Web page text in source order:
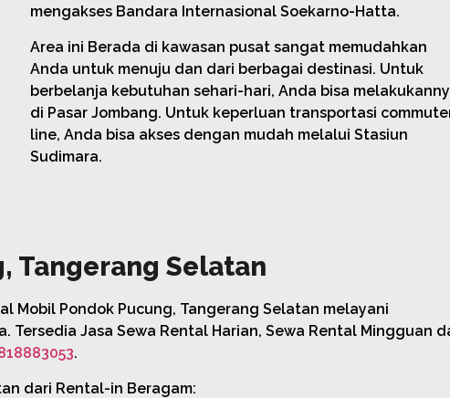
mengakses Bandara Internasional Soekarno-Hatta.
Area ini Berada di kawasan pusat sangat memudahkan
Anda untuk menuju dan dari berbagai destinasi. Untuk
berbelanja kebutuhan sehari-hari, Anda bisa
di Pasar Jombang. Untuk keperluan transportasi
line, Anda bisa akses dengan mudah melalui Stasiun
Sudimara.
Tangerang Selatan
Mobil Pondok Pucung, Tangerang Selatan melayani
Tersedia Jasa Sewa Rental Harian, Sewa Rental Mingguan
.
dari Rental-in Beragam: